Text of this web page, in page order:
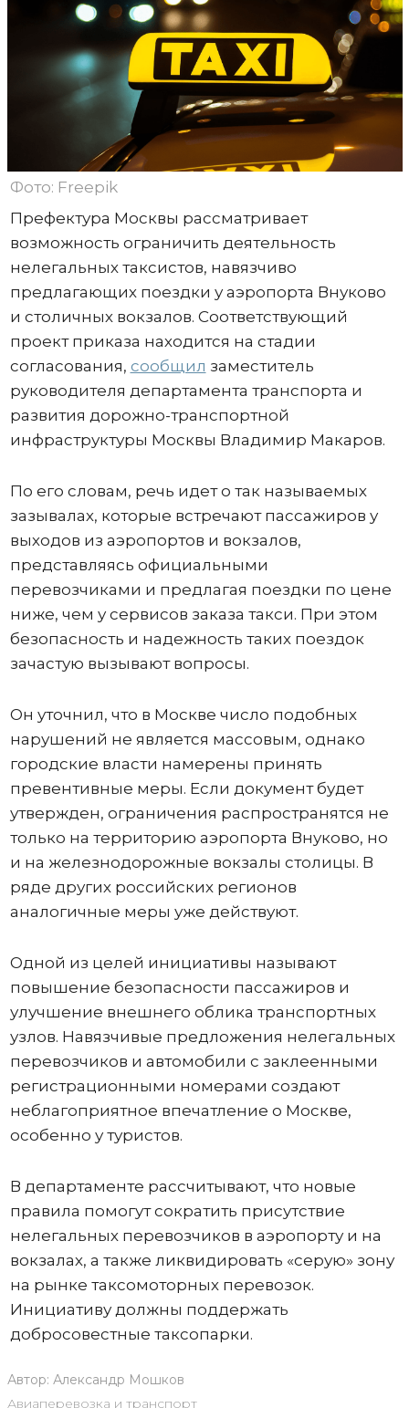
Фото: Freepik
Префектура Москвы рассматривает
возможность ограничить деятельность
нелегальных таксистов, навязчиво
предлагающих поездки у аэропорта Внуково
и столичных вокзалов. Соответствующий
проект приказа находится на стадии
согласования, сообщил заместитель
руководителя департамента транспорта и
развития дорожно-транспортной
инфраструктуры Москвы Владимир Макаров.
По его словам, речь идет о так называемых
зазывалах, которые встречают пассажиров у
выходов из аэропортов и вокзалов,
представляясь официальными
перевозчиками и предлагая поездки по цене
ниже, чем у сервисов заказа такси. При этом
безопасность и надежность таких поездок
зачастую вызывают вопросы.
Он уточнил, что в Москве число подобных
нарушений не является массовым, однако
городские власти намерены принять
превентивные меры. Если документ будет
утвержден, ограничения распространятся не
только на территорию аэропорта Внуково, но
и на железнодорожные вокзалы столицы. В
ряде других российских регионов
аналогичные меры уже действуют.
Одной из целей инициативы называют
повышение безопасности пассажиров и
улучшение внешнего облика транспортных
узлов. Навязчивые предложения нелегальных
перевозчиков и автомобили с заклеенными
регистрационными номерами создают
неблагоприятное впечатление о Москве,
особенно у туристов.
В департаменте рассчитывают, что новые
правила помогут сократить присутствие
нелегальных перевозчиков в аэропорту и на
вокзалах, а также ликвидировать «серую» зону
на рынке таксомоторных перевозок.
Инициативу должны поддержать
добросовестные таксопарки.
Автор: Александр Мошков
Авиаперевозка и транспорт